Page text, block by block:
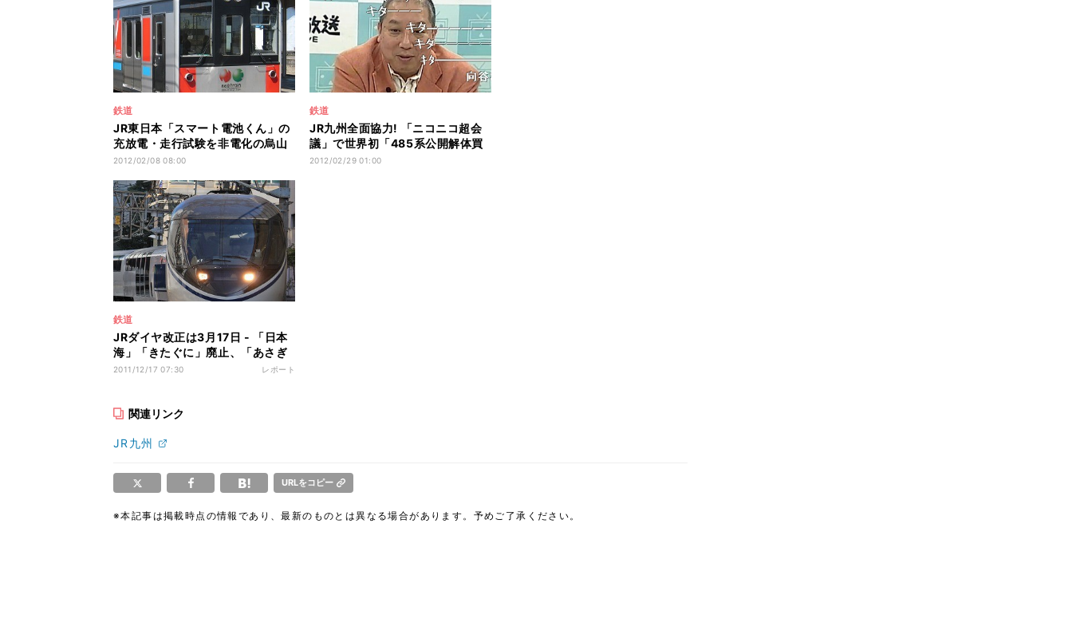
鉄道
JR東日本「スマート電池くん」の
充放電・走行試験を非電化の烏山
線で実施
2012/02/08 08:00
鉄道
JR九州全面協力! 「ニコニコ超会
議」で世界初「485系公開解体買
付ショー」
2012/02/29 01:00
鉄道
JRダイヤ改正は3月17日 - 「日本
海」「きたぐに」廃止、「あさぎ
り」MSEに
2011/12/17 07:30 レポート
関連リンク
JR九州
URLをコピー
※本記事は掲載時点の情報であり、最新のものとは異なる場合があります。予めご了承ください。